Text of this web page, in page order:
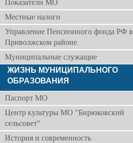
Показатели МО
Местные налоги
Управление Пенсионного фонда РФ в
Приволжском районе
Муниципальные служащие
ЖИЗНЬ МУНИЦИПАЛЬНОГО
ОБРАЗОВАНИЯ
Паспорт МО
Центр культуры МО "Бирюковский
сельсовет"
История и современность